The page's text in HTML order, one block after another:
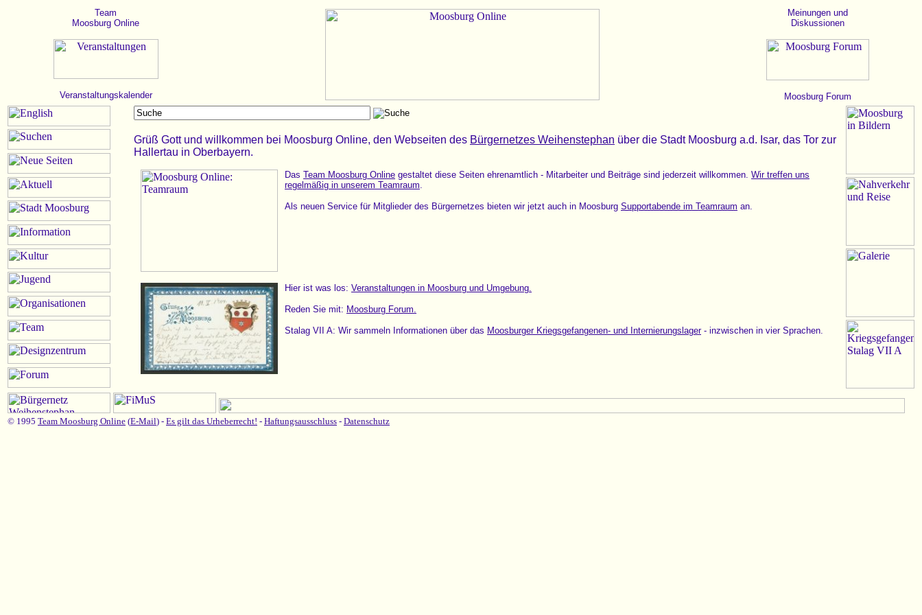
Team
Moosburg Online
Veranstaltungskalender
Meinungen und
Diskussionen
Moosburg Forum
Grüß Gott und willkommen bei Moosburg Online, den Webseiten des Bürgernetzes Weihenstephan über die Stadt Moosburg a.d. Isar, das Tor zur
Hallertau in Oberbayern.
Das Team Moosburg Online gestaltet diese Seiten ehrenamtlich - Mitarbeiter und Beiträge sind jederzeit willkommen. Wir treffen uns
regelmäßig in unserem Teamraum.
Als neuen Service für Mitglieder des Bürgernetzes bieten wir jetzt auch in Moosburg Supportabende im Teamraum an.
Hier ist was los: Veranstaltungen in Moosburg und Umgebung.
Reden Sie mit: Moosburg Forum.
Stalag VII A: Wir sammeln Informationen über das Moosburger Kriegsgefangenen- und Internierungslager- inzwischen in vier Sprachen.
© 1995 Team Moosburg Online (E-Mail) - Es gilt das Urheberrecht! - Haftungsausschluss - Datenschutz